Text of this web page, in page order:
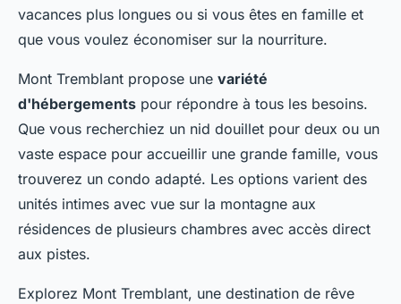
vacances plus longues ou si vous êtes en famille et
que vous voulez économiser sur la nourriture.
Mont Tremblant propose une variété
d'hébergements pour répondre à tous les besoins.
Que vous recherchiez un nid douillet pour deux ou un
vaste espace pour accueillir une grande famille, vous
trouverez un condo adapté. Les options varient des
unités intimes avec vue sur la montagne aux
résidences de plusieurs chambres avec accès direct
aux pistes.
Explorez Mont Tremblant, une destination de rêve